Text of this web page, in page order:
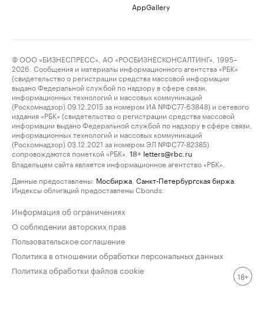
AppGallery
© ООО «БИЗНЕСПРЕСС», АО «РОСБИЗНЕСКОНСАЛТИНГ», 1995–
2026. Сообщения и материалы информационного агентства «РБК»
(свидетельство о регистрации средства массовой информации
выдано Федеральной службой по надзору в сфере связи,
информационных технологий и массовых коммуникаций
(Роскомнадзор) 09.12.2015 за номером ИА №ФС77-63848) и сетевого
издания «РБК» (свидетельство о регистрации средства массовой
информации выдано Федеральной службой по надзору в сфере связи,
информационных технологий и массовых коммуникаций
(Роскомнадзор) 03.12.2021 за номером ЭЛ №ФС77-82385)
сопровождаются пометкой «РБК».
18+ letters@rbc.ru
Владельцем сайта является информационное агентство «РБК».
Данные предоставлены: Мосбиржа Санкт-Петербургская биржа
Индексы облигаций предоставлены Cbonds.
Информация об ограничениях
О соблюдении авторских прав
Пользовательское соглашение
Политика в отношении обработки персональных данных
Политика обработки файлов cookie
18+